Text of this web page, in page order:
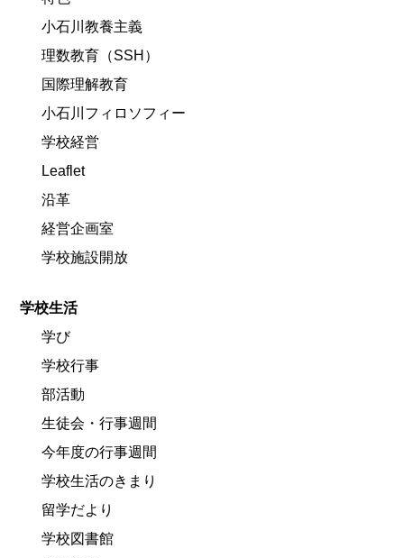
小石川教養主義
理数教育（SSH）
国際理解教育
小石川フィロソフィー
学校経営
Leaflet
沿革
経営企画室
学校施設開放
学校生活
学び
学校行事
部活動
生徒会・行事週間
今年度の行事週間
学校生活のきまり
留学だより
学校図書館